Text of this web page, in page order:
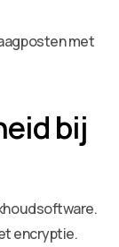
bij
encryptie.